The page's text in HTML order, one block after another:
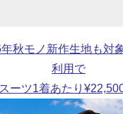
秋モノ新作生地も対
利用で
ーツ1着あたり